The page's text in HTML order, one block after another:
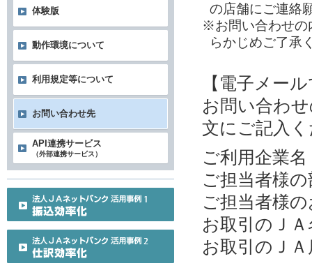
の店舗にご連絡
※お問い合わせの
らかじめご了承
【電子メー
お問い合わ
文にご記入
ご利用企業名
ご担当者様
ご担当者様
お取引のＪＡ
お取引のＪ
体験版
動作環境について
利用規定等について
お問い合わせ先
API連携サービス
（外部連携サービス）